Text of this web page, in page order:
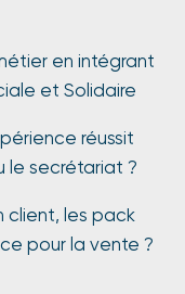
en intégrant
et Solidaire
réussit
le secrétariat ?
client, les pack
pour la vente ?